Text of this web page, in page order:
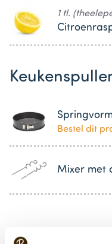
1 tl.
Bestel dit
Mixer met
Bestel